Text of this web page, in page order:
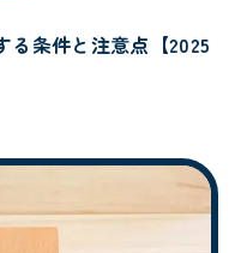
る条件と注意点【2025